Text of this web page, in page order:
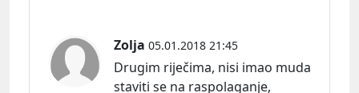
Zolja 05.01.2018 21:45
Drugim riječima, nisi imao muda
staviti se na raspolaganje,